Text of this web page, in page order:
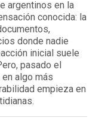
argentinos en la
conocida: la
donde nadie
inicial suele
pasado el
algo más
empieza en